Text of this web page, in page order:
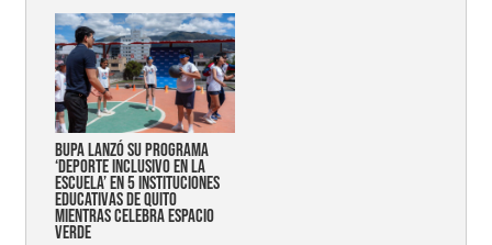
Bupa lanzó su programa
‘Deporte Inclusivo en la
Escuela’ en 5 instituciones
educativas de Quito
mientras celebra espacio
verde